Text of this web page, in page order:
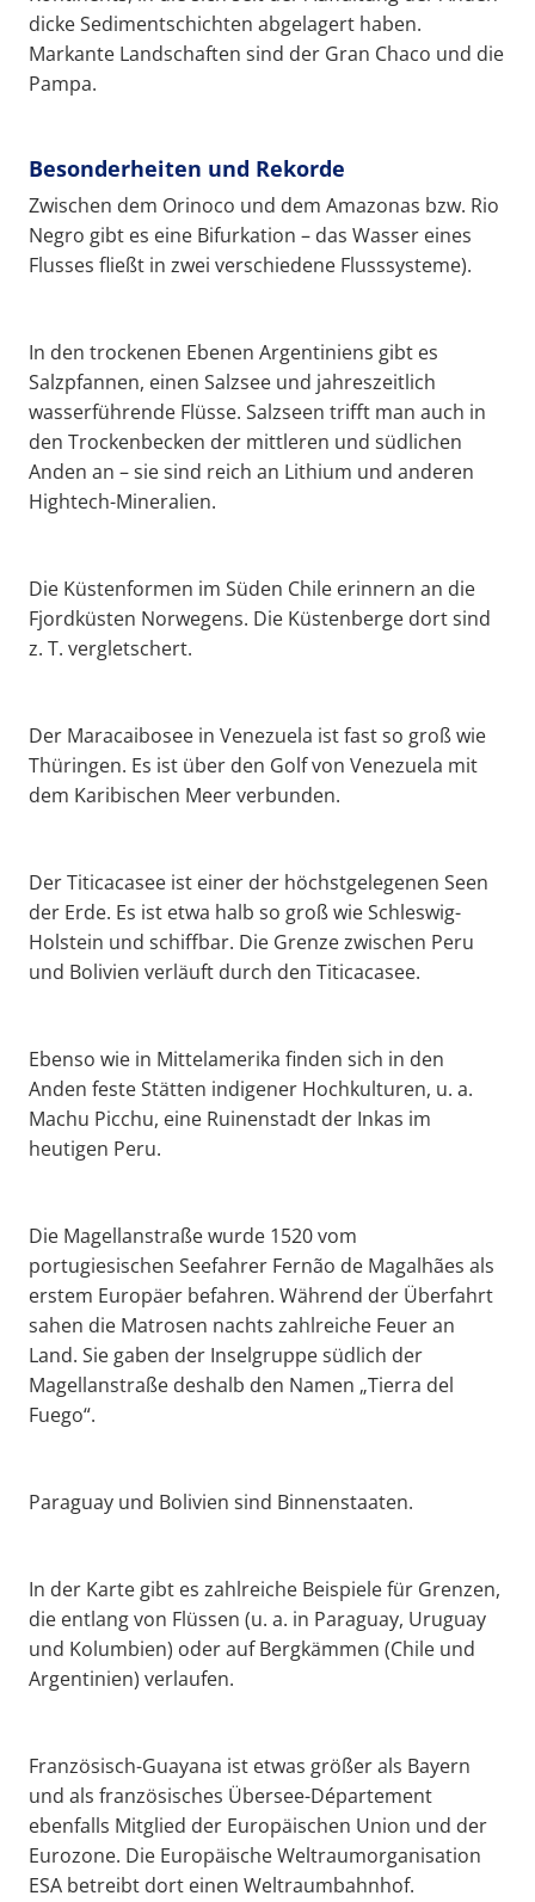
dicke Sedimentschichten abgelagert haben.
Markante Landschaften sind der Gran Chaco und die
Pampa.
Besonderheiten und Rekorde
Zwischen dem Orinoco und dem Amazonas bzw. Rio
Negro gibt es eine Bifurkation – das Wasser eines
Flusses fließt in zwei verschiedene Flusssysteme).
In den trockenen Ebenen Argentiniens gibt es
Salzpfannen, einen Salzsee und jahreszeitlich
wasserführende Flüsse. Salzseen trifft man auch in
den Trockenbecken der mittleren und südlichen
Anden an – sie sind reich an Lithium und anderen
Hightech-Mineralien.
Die Küstenformen im Süden Chile erinnern an die
Fjordküsten Norwegens. Die Küstenberge dort sind
z. T. vergletschert.
Der Maracaibosee in Venezuela ist fast so groß wie
Thüringen. Es ist über den Golf von Venezuela mit
dem Karibischen Meer verbunden.
Der Titicacasee ist einer der höchstgelegenen Seen
der Erde. Es ist etwa halb so groß wie Schleswig-
Holstein und schiffbar. Die Grenze zwischen Peru
und Bolivien verläuft durch den Titicacasee.
Ebenso wie in Mittelamerika finden sich in den
Anden feste Stätten indigener Hochkulturen, u. a.
Machu Picchu, eine Ruinenstadt der Inkas im
heutigen Peru.
Die Magellanstraße wurde 1520 vom
portugiesischen Seefahrer Fernão de Magalhães als
erstem Europäer befahren. Während der Überfahrt
sahen die Matrosen nachts zahlreiche Feuer an
Land. Sie gaben der Inselgruppe südlich der
Magellanstraße deshalb den Namen „Tierra del
Fuego“.
Paraguay und Bolivien sind Binnenstaaten.
In der Karte gibt es zahlreiche Beispiele für Grenzen,
die entlang von Flüssen (u. a. in Paraguay, Uruguay
und Kolumbien) oder auf Bergkämmen (Chile und
Argentinien) verlaufen.
Französisch-Guayana ist etwas größer als Bayern
und als französisches Übersee-Département
ebenfalls Mitglied der Europäischen Union und der
Eurozone. Die Europäische Weltraumorganisation
ESA betreibt dort einen Weltraumbahnhof.